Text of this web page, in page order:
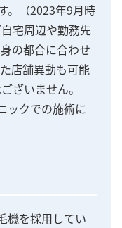
。（2023年9月時
宅周辺や勤務先
の都合に合わせ
店舗異動も可能
ざいません。
ックでの施術に
機を採用してい